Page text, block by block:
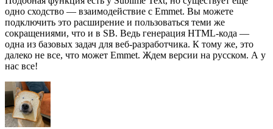
одно сходство — взаимодействие с Emmet. Вы можете
подключить это расширение и пользоваться теми же
сокращениями, что и в SB. Ведь генерация HTML-кода —
одна из базовых задач для веб-разработчика. К тому же, это
далеко не все, что может Emmet. Ждем версии на русском. А у
нас все!